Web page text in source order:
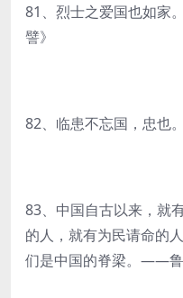
81、烈士之爱国也如家
譬》
82、临患不忘国，忠也
83、中国自古以来，就
的人，就有为民请命的
们是中国的脊梁。——